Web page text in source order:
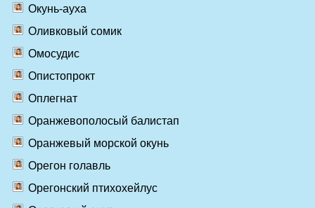
Окунь-ауха
Оливковый сомик
Омосудис
Опистопрокт
Оплегнат
Оранжевополосый балистап
Оранжевый морской окунь
Орегон голавль
Орегонский птихохейлус